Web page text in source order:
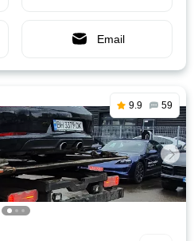
Email
9.9 59